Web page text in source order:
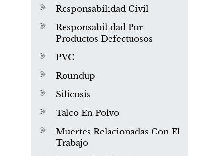
Responsabilidad Civil
Responsabilidad Por
Productos Defectuosos
PVC
Roundup
Silicosis
Talco En Polvo
Muertes Relacionadas Con El
Trabajo